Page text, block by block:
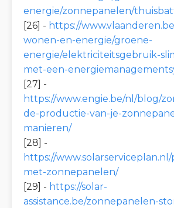
energie/zonnepanelen/
[26] - https://
wonen-en-energie/groene-
energie/elektriciteitsgebruik-
met-een-
[27] -
https://www.engie.be/nl/blog/
de-productie-van-je-
manieren/
[28] -
https://
met-zonnepanelen/
[29] - https://solar-
assistance.be/zonnepanelen-